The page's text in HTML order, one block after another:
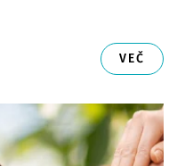
VEČ